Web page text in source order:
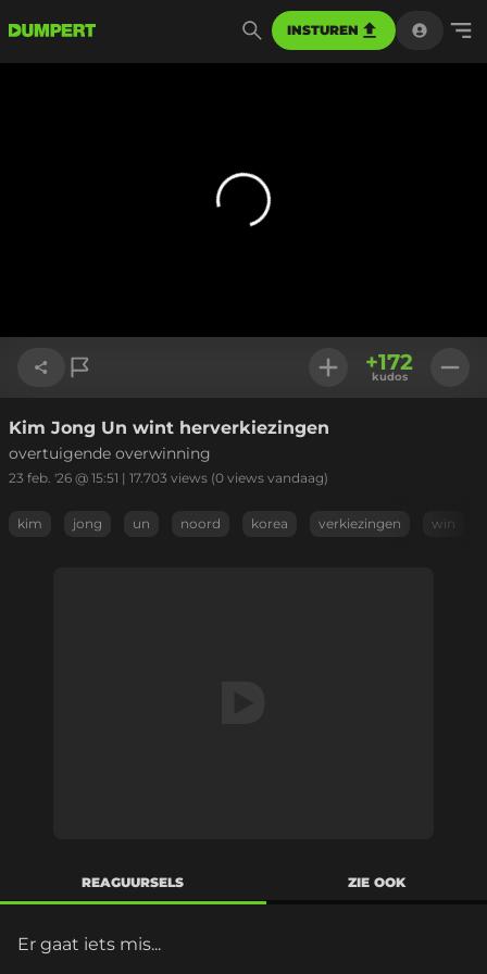
INSTUREN
Link kopiëren
+172
kudos
Kim Jong Un wint herverkiezingen
overtuigende overwinning
23 feb. '26 @ 15:51 | 17.703 views (0 views vandaag)
kim jong un noord korea verkiezingen win
REAGUURSELS ZIE OOK
Er gaat iets mis...